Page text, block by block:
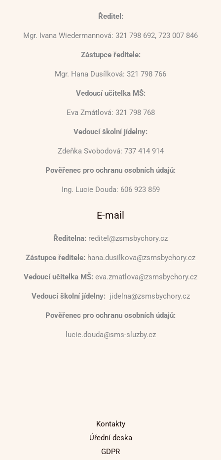
Ředitel:
Mgr. Ivana Wiedermannová: 321 798 692, 723 007 846
Zástupce ředitele:
Mgr. Hana Dusílková: 321 798 766
Vedoucí učitelka MŠ:
Eva Zmátlová: 321 798 768
Vedoucí školní jídelny:
Zdeňka Svobodová: 737 414 914
Pověřenec pro ochranu osobních údajů:
Ing. Lucie Douda: 606 923 859
E-mail
Ředitelna: reditel@zsmsbychory.cz
Zástupce ředitele: hana.dusilkova@zsmsbychory.cz
Vedoucí učitelka MŠ: eva.zmatlova@zsmsbychory.cz
Vedoucí školní jídelny: jidelna@zsmsbychory.cz
Pověřenec pro ochranu osobních údajů:
lucie.douda@sms-sluzby.cz
Kontakty
Úřední deska
GDPR